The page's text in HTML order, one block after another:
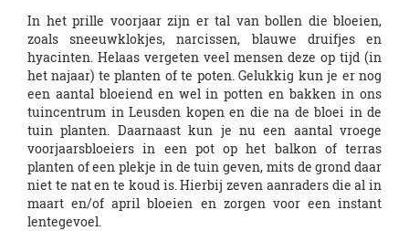
In het prille voorjaar zijn er tal van bollen die bloeien,
zoals sneeuwklokjes, narcissen, blauwe druifjes en
hyacinten. Helaas vergeten veel mensen deze op tijd (in
het najaar) te planten of te poten. Gelukkig kun je er nog
een aantal bloeiend en wel in potten en bakken in ons
tuincentrum in Leusden kopen en die na de bloei in de
tuin planten. Daarnaast kun je nu een aantal vroege
voorjaarsbloeiers in een pot op het balkon of terras
planten of een plekje in de tuin geven, mits de grond daar
niet te nat en te koud is. Hierbij zeven aanraders die al in
maart en/of april bloeien en zorgen voor een instant
lentegevoel.